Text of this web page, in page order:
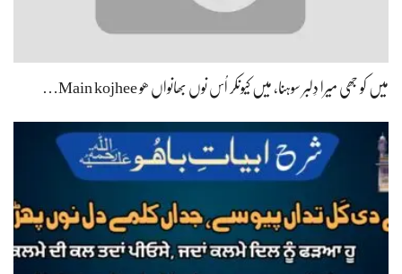
میں کو جھی میرا دِلبر سوہنا، میں کیونکر اُس نوں بھانواں ھو Main kojhee…